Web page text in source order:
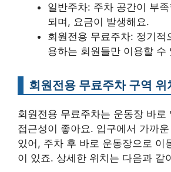
일반주차: 주차 공간이 부
되며, 요금이 발생해요.
회원전용 무료주차: 정기적
용하는 회원들만 이용할 수
회원전용 무료주차 구역 위
회원전용 무료주차는 운동장 바로
접근성이 좋아요. 입구에서 가까
있어, 주차 후 바로 운동장으로 이
이 있죠. 상세한 위치는 다음과 같